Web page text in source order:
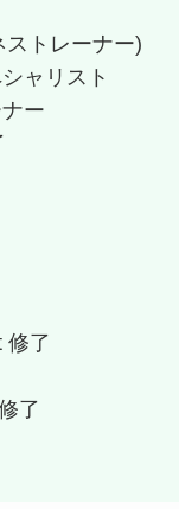
ストレーナー)
ャリスト
ー
修了
了